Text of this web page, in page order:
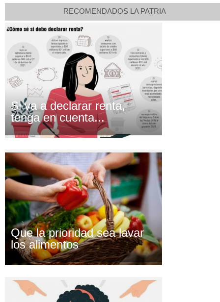
RECOMENDADOS LA PATRIA
Si va a declarar renta,
tenga en cuenta...
Que la prioridad sea lavar
los alimentos